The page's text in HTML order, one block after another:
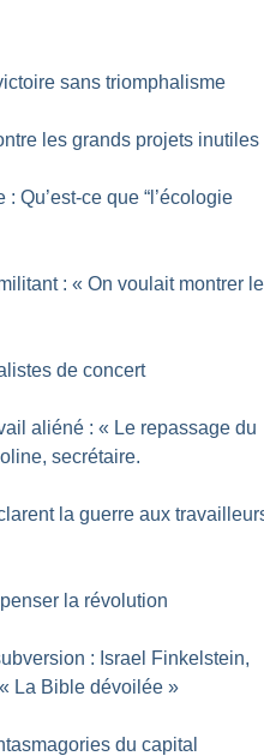
sans triomphalisme
les grands projets inutiles
Qu’est-ce que “l’écologie
: « On voulait montrer le
de concert
aliéné : « Le repassage du
secrétaire.
la guerre aux
la révolution
: Israel Finkelstein,
La Bible dévoilée »
du capital